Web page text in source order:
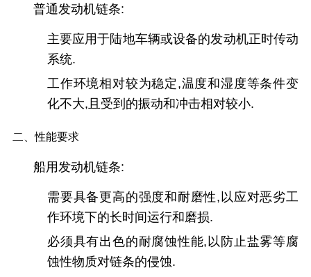
普通发动机链条:
主要应用于陆地车辆或设备的发动机正时传动
系统.
工作环境相对较为稳定,温度和湿度等条件变
化不大,且受到的振动和冲击相对较小.
二、性能要求
船用发动机链条:
需要具备更高的强度和耐磨性,以应对恶劣工
作环境下的长时间运行和磨损.
必须具有出色的耐腐蚀性能,以防止盐雾等腐
蚀性物质对链条的侵蚀.